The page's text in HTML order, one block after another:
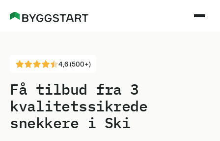
4,6 (500+)
Få tilbud fra 3
kvalitetssikrede
snekkere i Ski